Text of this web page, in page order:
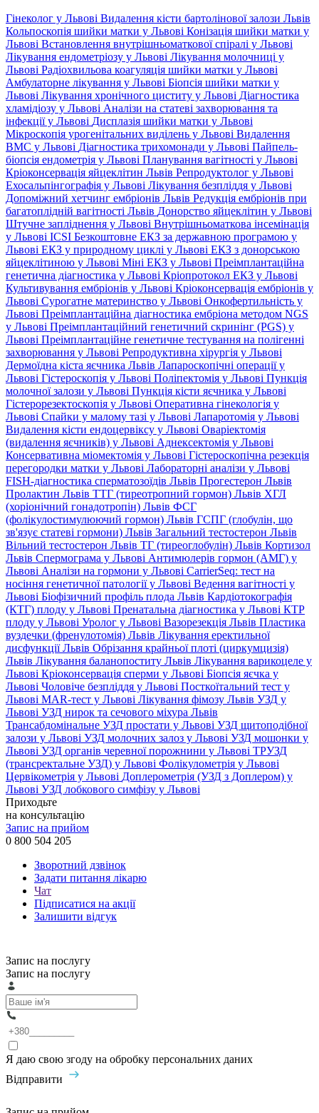
Гінеколог у Львові Видалення кісти бартолінової залози Львів
Кольпоскопія шийки матки у Львові Конізація шийки матки у
Львові Встановлення внутрішньоматкової спіралі у Львові
Лікування ендометріозу у Львові Лікування молочниці у
Львові Радіохвильова коагуляція шийки матки у Львові
Амбулаторне лікування у Львові Біопсія шийки матки у
Львові Лікування хронічного циститу у Львові Діагностика
хламідіозу у Львові Аналізи на статеві захворювання та
інфекції у Львові Дисплазія шийки матки у Львові
Мікроскопія урогенітальних виділень у Львові Видалення
ВМС у Львові Діагностика трихомонади у Львові Пайпель-
біопсія ендометрія у Львові Планування вагітності у Львові
Кріоконсервація яйцеклітин Львів Репродуктолог у Львові
Ехосальпінгографія у Львові Лікування безпліддя у Львові
Допоміжний хетчинг ембріонів Львів Редукція ембріонів при
багатоплідній вагітності Львів Донорство яйцеклітин у Львові
Штучне запліднення у Львові Внутрішньоматкова інсемінація
у Львові ICSI Безкоштовне ЕКЗ за державною програмою у
Львові ЕКЗ у природному циклі у Львові ЕКЗ з донорською
яйцеклітиною у Львові Міні ЕКЗ у Львові Преімплантаційна
генетична діагностика у Львові Кріопротокол ЕКЗ у Львові
Культивування ембріонів у Львові Кріоконсервація ембріонів у
Львові Сурогатне материнство у Львові Онкофертильність у
Львові Преімплантаційна діагностика ембріона методом NGS
у Львові Преімплантаційний генетичний скринінг (PGS) у
Львові Преімплантаційне генетичне тестування на полігенні
захворювання у Львові Репродуктивна хірургія у Львові
Дермоїдна кіста яєчника Львів Лапароскопічні операції у
Львові Гістероскопія у Львові Поліпектомія у Львові Пункція
молочної залози у Львові Пункція кісти яєчника у Львові
Гістерорезектоскопія у Львові Оперативна гінекологія у
Львові Спайки у малому тазі у Львові Лапаротомія у Львові
Видалення кісти ендоцервіксу у Львові Оваріектомія
(видалення яєчників) у Львові Аднексектомія у Львові
Консервативна міомектомія у Львові Гістероскопічна резекція
перегородки матки у Львові Лабораторні аналізи у Львові
FISH-діагностика сперматозоїдів Львів Прогестерон Львів
Пролактин Львів ТТГ (тиреотропний гормон) Львів ХГЛ
(хоріонічний гонадотропін) Львів ФСГ
(фолікулостимулюючий гормон) Львів ГСПГ (глобулін, що
зв'язує статеві гормони) Львів Загальний тестостерон Львів
Вільний тестостерон Львів ТГ (тиреоглобулін) Львів Кортизол
Львів Спермограма у Львові Антимюлерів гормон (АМГ) у
Львові Аналізи на гормони у Львові CarrierSeq: тест на
носіння генетичної патології у Львові Ведення вагітності у
Львові Біофізичний профіль плода Львів Кардіотокографія
(КТГ) плоду у Львові Пренатальна діагностика у Львові КТР
плоду у Львові Уролог у Львові Вазорезекція Львів Пластика
вуздечки (френулотомія) Львів Лікування еректильної
дисфункції Львів Обрізання крайньої плоті (циркумцизія)
Львів Лікування баланопоститу Львів Лікування варикоцеле у
Львові Кріоконсервація сперми у Львові Біопсія яєчка у
Львові Чоловіче безпліддя у Львові Посткоїтальний тест у
Львові MAR-тест у Львові Лікування фімозу Львів УЗД у
Львові УЗД нирок та сечового міхура Львів
Трансабдомінальне УЗД простати у Львові УЗД щитоподібної
залози у Львові УЗД молочних залоз у Львові УЗД мошонки у
Львові УЗД органів черевної порожнини у Львові ТРУЗД
(трансректальне УЗД) у Львові Фолікулометрія у Львові
Цервікометрія у Львові Доплерометрія (УЗД з Доплером) у
Львові УЗД лобкового симфізу у Львові
Приходьте
на консультацію
Запис на прийом
0 800 504 205
Зворотний дзвінок
Задати питання лікарю
Чат
Підписатися на акції
Залишити відгук
Запис на послугу
Запис на послугу
Я даю свою згоду на обробку персональних даних
Відправити